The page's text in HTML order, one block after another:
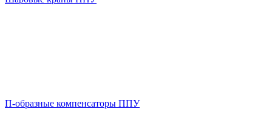
П-образные компенсаторы ППУ